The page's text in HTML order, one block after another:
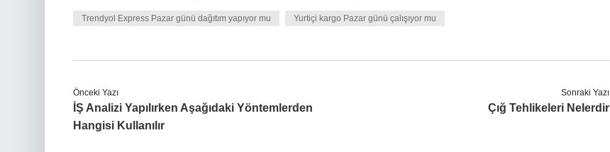
Trendyol Express Pazar günü dağıtım yapıyor mu Yurtiçi kargo Pazar günü çalışıyor mu
Önceki Yazı
İŞ Analizi Yapılırken Aşağıdaki Yöntemlerden
Hangisi Kullanılır
Sonraki Yazı
Çığ Tehlikeleri Nelerdir